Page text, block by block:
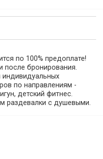
по 100% предоплате!
после бронирования.
индивидуальных
по направлениям -
детский фитнес.
раздевалки с душевыми.